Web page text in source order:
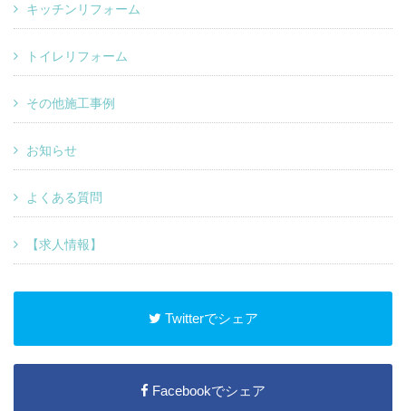
キッチンリフォーム
トイレリフォーム
その他施工事例
お知らせ
よくある質問
【求人情報】
Twitterでシェア
Facebookでシェア